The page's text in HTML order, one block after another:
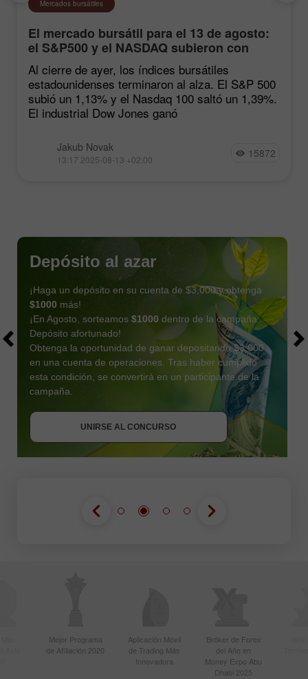
Mercados bursátiles
El mercado bursátil para el 13 de agosto:
el S&P500 y el NASDAQ subieron con
fuerza tras las estadísticas de inflación
Al cierre de ayer, los índices bursátiles
estadounidenses terminaron al alza. El S&P 500
subió un 1,13% y el Nasdaq 100 saltó un 1,39%.
El industrial Dow Jones ganó
Jakub Novak
13:17 2025-08-13 +02:00 15872
Depósito al azar
¡Haga un depósito en su cuenta de $3,000 y obtenga
$1000 más!
¡En Agosto, sorteamos $1000 dentro de la campaña
Depósito afortunado!
Obtenga la oportunidad de ganar depositando $3,000
en una cuenta de operaciones. Tras haber cumplido
esta condición, se convertirá en un participante de la
campaña.
UNIRSE AL CONCURSO
OBTENER BONO
Mejor Programa
de Afiliación 2020
Aplicación Móvil
de Trading Más
Innovadora
Bróker de Forex
del Año en
Money Expo Abu
Dhabi 2025